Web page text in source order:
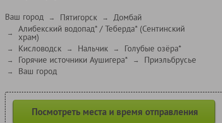
Ваш город → Пятигорск → Домбай
→ Алибекский водопад* / Теберда* (Сентинский
храм)
→ Кисловодск → Нальчик → Голубые озёра*
→ Горячие источники Аушигера* → Приэльбрусье
→ Ваш город
Посмотреть места и время отправления